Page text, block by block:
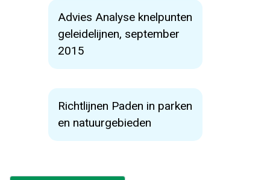
Advies Analyse knelpunten
geleidelijnen, september
2015
Richtlijnen Paden in parken
en natuurgebieden